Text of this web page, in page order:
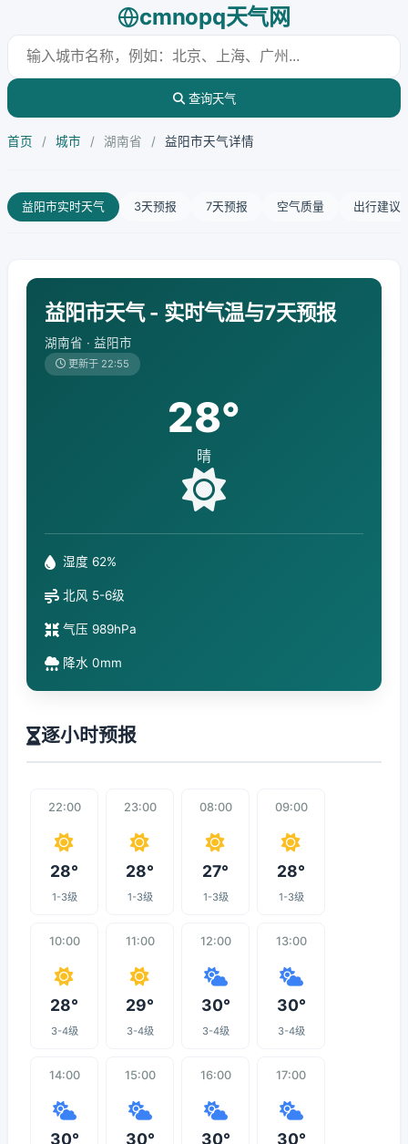
cmnopq天气网
查询天气
首页 / 城市 / 湖南省 / 益阳市天气详情
益阳市实时天气 3天预报 7天预报 空气质量 出行建议
益阳市天气 - 实时气温与7天预报
湖南省 · 益阳市
更新于 22:55
28°
晴
湿度 62%
北风 5-6级
气压 989hPa
降水 0mm
逐小时预报
22:00
28°
1-3级
23:00
28°
1-3级
08:00
27°
1-3级
09:00
28°
1-3级
10:00
28°
3-4级
11:00
29°
3-4级
12:00
30°
3-4级
13:00
30°
3-4级
14:00
30°
15:00
30°
16:00
30°
17:00
30°